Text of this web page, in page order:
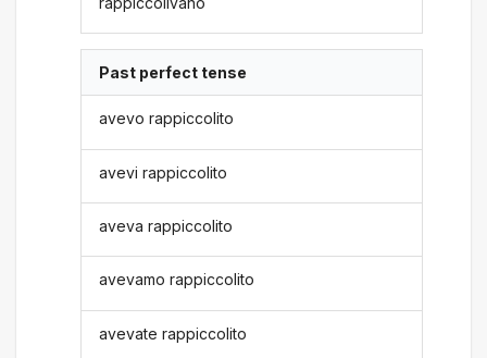
Past perfect tense
avevo rappiccolito
avevi rappiccolito
aveva rappiccolito
avevamo rappiccolito
avevate rappiccolito